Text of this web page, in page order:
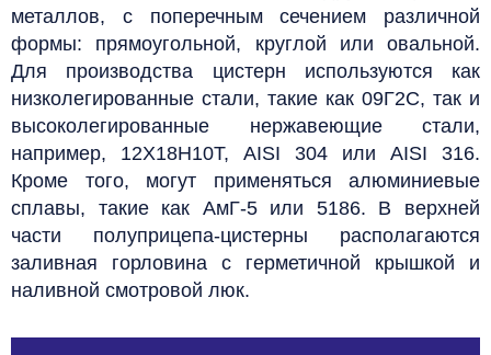
металлов, с поперечным сечением различной
формы: прямоугольной, круглой или овальной.
Для производства цистерн используются как
низколегированные стали, такие как 09Г2С, так и
высоколегированные нержавеющие стали,
например, 12Х18Н10Т, AISI 304 или AISI 316.
Кроме того, могут применяться алюминиевые
сплавы, такие как АмГ-5 или 5186. В верхней
части полуприцепа-цистерны располагаются
заливная горловина с герметичной крышкой и
наливной смотровой люк.